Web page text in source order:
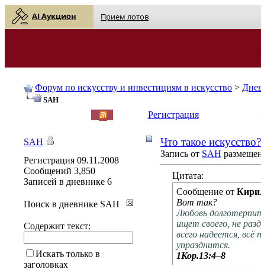
AI Аукцион Прием лотов
Форум по искусству и инвестициям в искусство >
SAH
Регистрация
Что такое искусство?
Запись от SAH
Цитата:
Сообщение от
Вот так?
Любовь
ищет своего, не
всего надеется,
упразднится.
1Кор.13:4–8
SAH
Регистрация 09.11.2008
Сообщений 3,850
Записей в дневнике 6
Поиск в дневнике SAH
Содержит текст:
Искать только в
заголовках